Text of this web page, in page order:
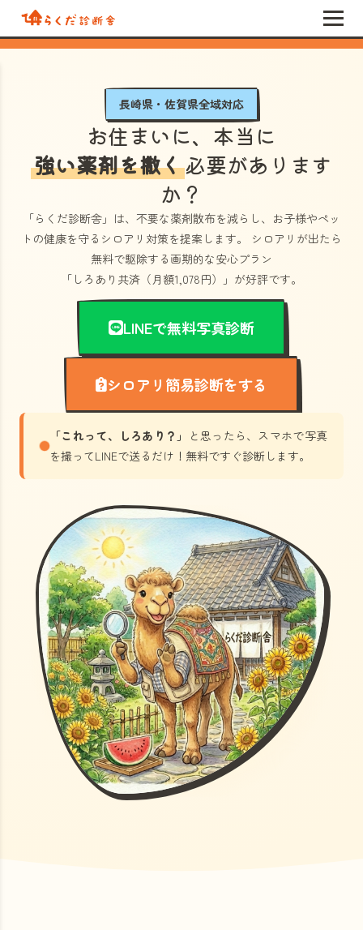
長崎県・佐賀県全域対応
お住まいに、本当に
強い薬剤を撒く必要があります
か？
「らくだ診断舎」 は、不要な薬剤散布を減らし、お子様やペッ
トの健康を守るシロアリ対策を提案します。 シロアリが出たら
無料で駆除する画期的な安心プラン
「しろあり共済（月額1,078円）」 が好評です。
LINEで無料写真診断
シロアリ簡易診断をする
「これって、しろあり？」
と思ったら、スマホで写真
を撮ってLINEで送るだけ！無料ですぐ診断します。